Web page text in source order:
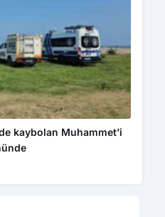
kaybolan Muhammet’i